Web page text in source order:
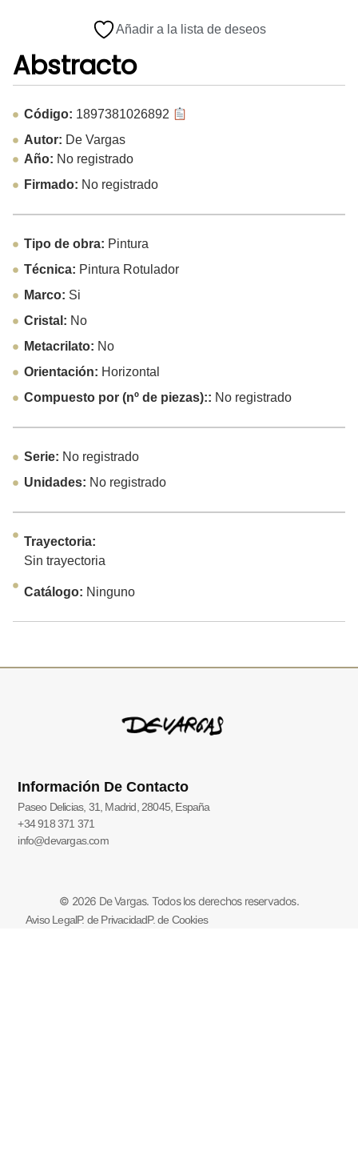
Añadir a la lista de deseos
Abstracto
Código: 1897381026892
Autor: De Vargas
Año: No registrado
Firmado: No registrado
Tipo de obra: Pintura
Técnica: Pintura Rotulador
Marco: Si
Cristal: No
Metacrilato: No
Orientación: Horizontal
Compuesto por (nº de piezas):: No registrado
Serie: No registrado
Unidades: No registrado
Trayectoria:
Sin trayectoria
Catálogo: Ninguno
Información De Contacto
Paseo Delicias, 31, Madrid, 28045, España
+34 918 371 371
info@devargas.com
© 2026 De Vargas. Todos los derechos reservados.
Aviso LegalP. de PrivacidadP. de Cookies